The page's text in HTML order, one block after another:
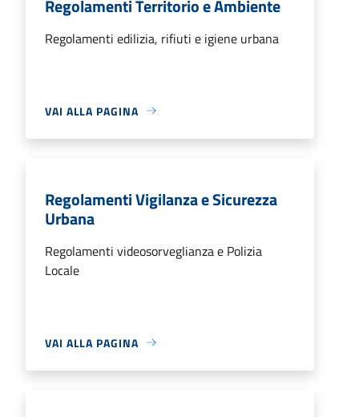
Regolamenti Territorio e Ambiente
Regolamenti edilizia, rifiuti e igiene urbana
VAI ALLA PAGINA
Regolamenti Vigilanza e Sicurezza
Urbana
Regolamenti videosorveglianza e Polizia
Locale
VAI ALLA PAGINA